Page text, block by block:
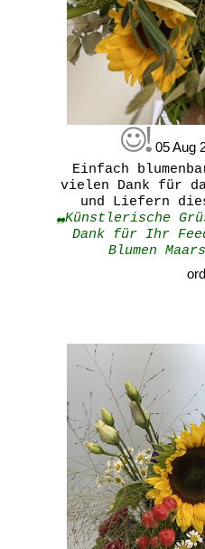
05 Aug
Einfach
vielen Dank für
und Liefern
❠Künstlerische
Dank für Ihr
Blumen